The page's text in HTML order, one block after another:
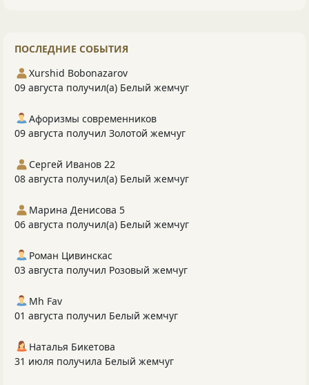
ПОСЛЕДНИЕ СОБЫТИЯ
Xurshid Bobonazarov
09 августа получил(а) Белый жемчуг
Афоризмы современников
09 августа получил Золотой жемчуг
Сергей Иванов 22
08 августа получил(а) Белый жемчуг
Марина Денисова 5
06 августа получил(а) Белый жемчуг
Роман Цивинскас
03 августа получил Розовый жемчуг
Mh Fav
01 августа получил Белый жемчуг
Наталья Бикетова
31 июля получила Белый жемчуг